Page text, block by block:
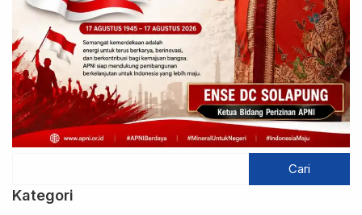
Kategori